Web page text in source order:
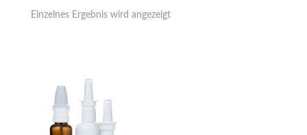
Einzelnes Ergebnis wird angezeigt